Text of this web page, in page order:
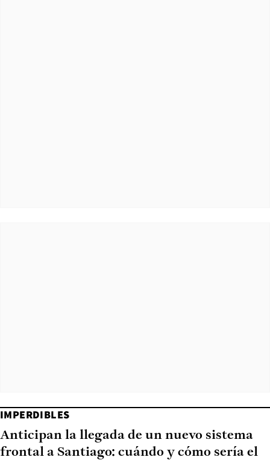
IMPERDIBLES
Anticipan la llegada de un nuevo sistema
frontal a Santiago: cuándo y cómo sería el